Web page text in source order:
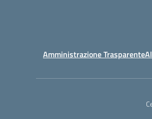
Amministrazione Trasparente